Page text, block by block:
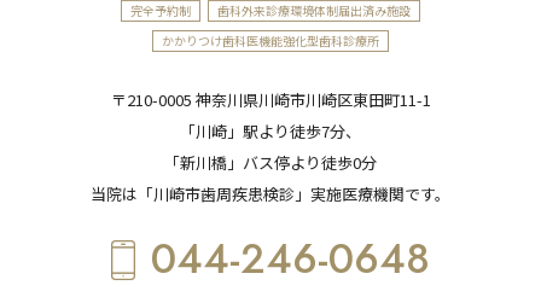
完全予約制
歯科外来診療環境体制届出済み施設
かかりつけ歯科医機能強化型歯科診療所
〒210-0005 神奈川県川崎市川崎区東田町11-1
「川崎」駅より徒歩7分、
「新川橋」バス停より徒歩0分
当院は「川崎市歯周疾患検診」実施医療機関です。
044-246-0648